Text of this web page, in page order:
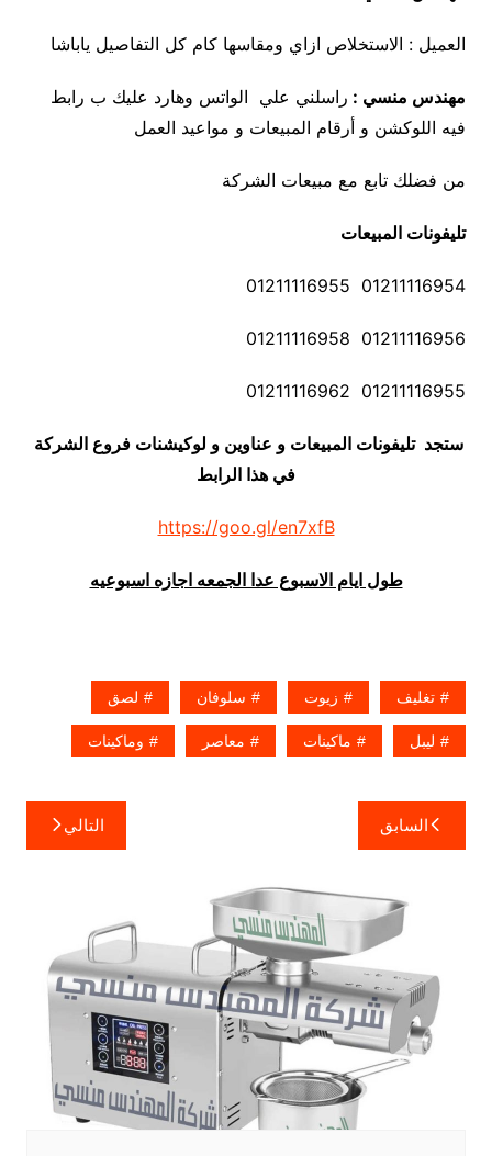
العميل : الاستخلاص ازاي ومقاسها كام كل التفاصيل ياباشا
مهندس منسي : راسلني علي الواتس وهارد عليك ب رابط
فيه اللوكشن و أرقام المبيعات و مواعيد العمل
من فضلك تابع مع مبيعات الشركة
تليفونات المبيعات
01211116954 01211116955
01211116956 01211116958
01211116955 01211116962
ستجد تليفونات المبيعات و عناوين و لوكيشنات فروع الشركة
في هذا الرابط
https://goo.gl/en7xfB
طول ايام الاسبوع عدا الجمعه اجازه اسبوعيه
تغليف زيوت سلوفان لصق
ليبل ماكينات معاصر وماكينات
تصفّح
المقالات
السابق التالي